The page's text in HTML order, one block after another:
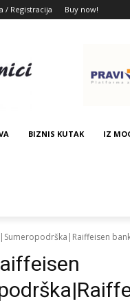
/ Registracija Buy now!
BIZNIS KUTAK IZ